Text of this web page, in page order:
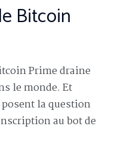
Bitcoin
Prime draine
le monde. Et
la question
au bot de